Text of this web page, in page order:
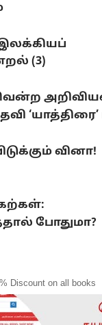
(3)
‘யாத்திரை’
வினா!
கற்கள்:
போதுமா?
Discount on all books